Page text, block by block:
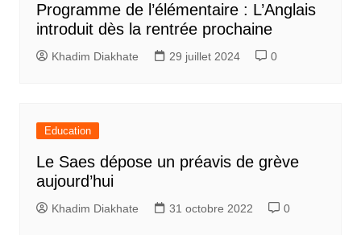
Programme de l’élémentaire : L’Anglais
introduit dès la rentrée prochaine
Khadim Diakhate 29 juillet 2024 0
Education
Le Saes dépose un préavis de grève
aujourd’hui
Khadim Diakhate 31 octobre 2022 0